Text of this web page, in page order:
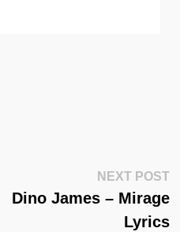
NEXT POST
Dino James – Mirage
Lyrics